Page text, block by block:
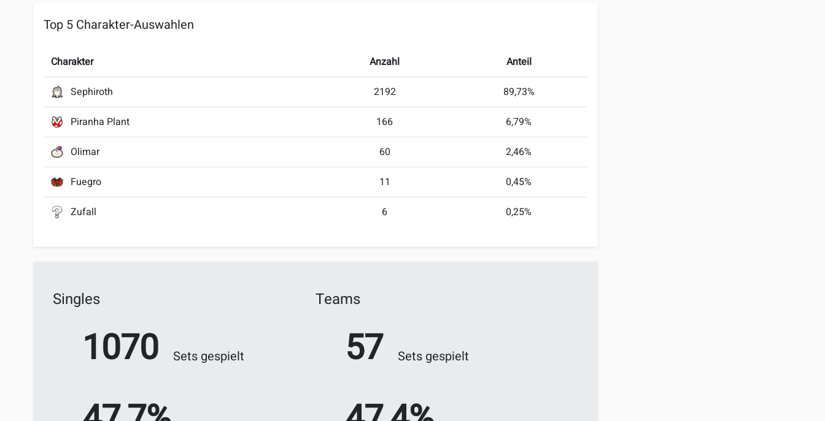
Top 5 Charakter-Auswahlen
Charakter Anzahl Anteil
Sephiroth 2192 89,73%
Piranha Plant 166 6,79%
Olimar 60 2,46%
Fuegro 11 0,45%
Zufall 6 0,25%
Singles
1070 Sets gespielt
Teams
57 Sets gespielt